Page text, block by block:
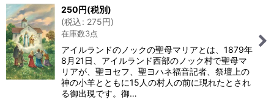
250円(税別)
(税込: 275円)
在庫数3点
アイルランドのノックの聖母マリアとは、1879年
8月21日、アイルランド西部のノック村で聖母マ
リアが、聖ヨセフ、聖ヨハネ福音記者、祭壇上の
神の小羊とともに15人の村人の前に現れたとされ
る御出現です。御…